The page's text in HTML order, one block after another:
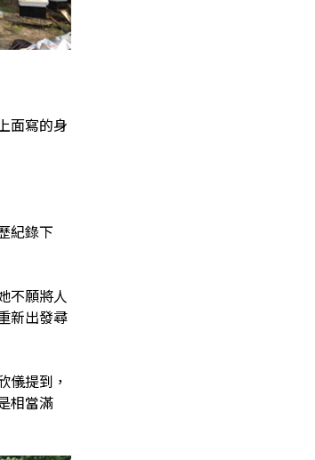
面寫的身
紀錄下
不願將人
新出發尋
儀提到，
相當滿